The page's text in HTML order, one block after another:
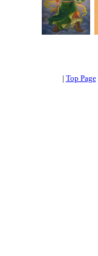
| Top Page